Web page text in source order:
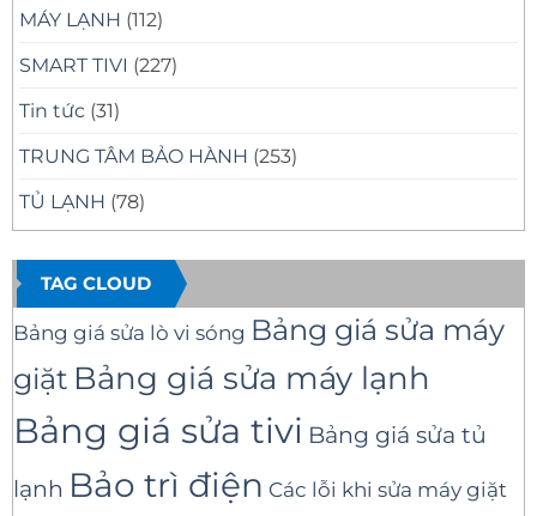
MÁY LẠNH (112)
SMART TIVI (227)
Tin tức (31)
TRUNG TÂM BẢO HÀNH (253)
TỦ LẠNH (78)
TAG CLOUD
Bảng giá sửa lò vi sóng Bảng giá sửa máy
giặt Bảng giá sửa máy lạnh
Bảng giá sửa tivi Bảng giá sửa tủ
lạnh Bảo trì điện Các lỗi khi sửa máy giặt